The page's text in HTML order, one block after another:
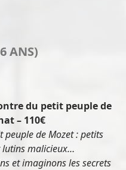
ANS)
du petit peuple de
– 110€
de Mozet : petits
lutins malicieux…
et imaginons les secrets